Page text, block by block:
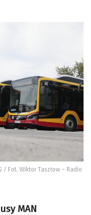
Fot. Wiktor Taszłow – Radio
MAN